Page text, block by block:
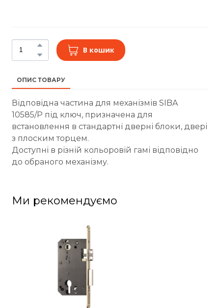
В кошик
ОПИС ТОВАРУ
Відповідна частина для механізмів SIBA
10585/P під ключ, призначена для
встановлення в стандартні дверні блоки, двері
з плоским торцем.
Доступні в різній кольоровій гамі відповідно
до обраного механізму.
Ми рекомендуємо